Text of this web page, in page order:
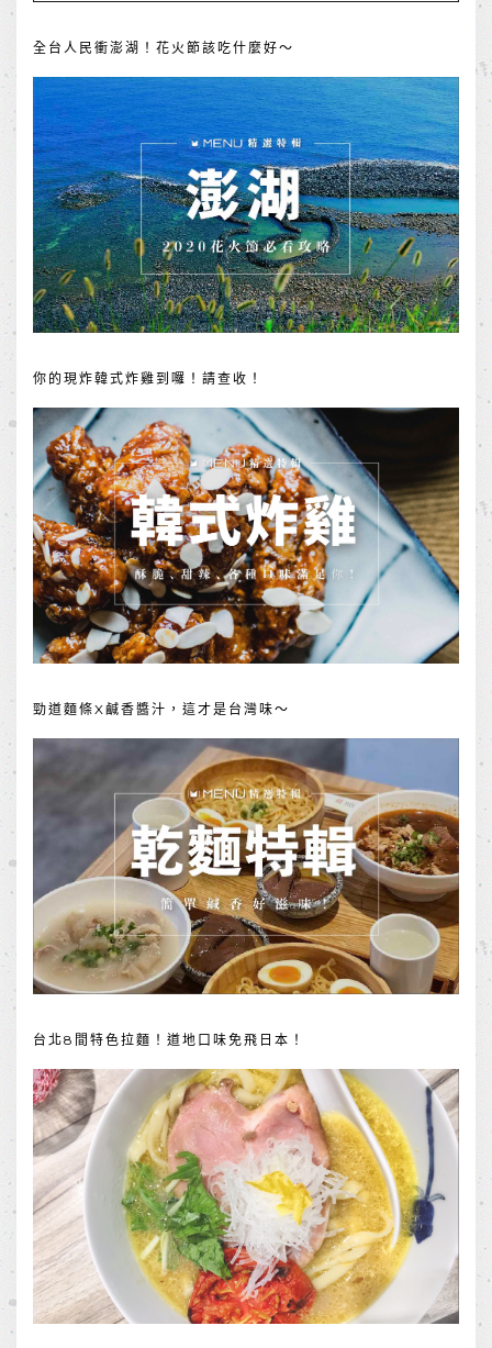
全台人民衝澎湖！花火節該吃什麼好～
你的現炸韓式炸雞到囉！請查收！
勁道麵條X鹹香醬汁，這才是台灣味～
台北8間特色拉麵！道地口味免飛日本！